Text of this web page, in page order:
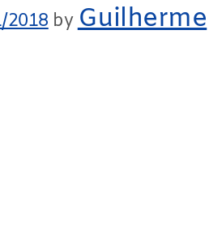
2018 byGuilherme